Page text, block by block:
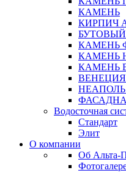
КАМЕНЬ
КИРПИЧ
КАМЕНЬ
КАМЕНЬ
КАМЕНЬ
Водосточная
Стандарт
Элит
О компании
Об Альта-